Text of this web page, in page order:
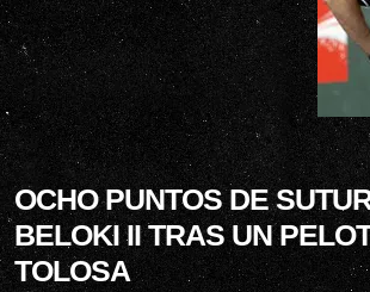
OCHO PUNTOS DE
BELOKI II TRAS UN
TOLOSA